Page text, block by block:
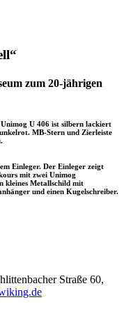
zum 20-jährigen
U 406 ist silbern lackiert
MB-Stern und Zierleiste
Einleger. Der Einleger zeigt
mit zwei Unimog
kleines Metallschild mit
und einen Kugelschreiber.
Straße 60,